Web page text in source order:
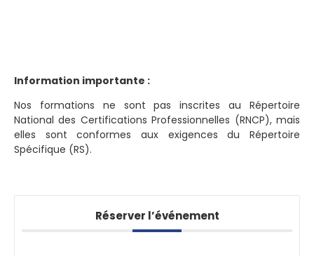
Information importante :
Nos formations ne sont pas inscrites au Répertoire
National des Certifications Professionnelles (RNCP), mais
elles sont conformes aux exigences du Répertoire
Spécifique (RS).
Réserver l’événement